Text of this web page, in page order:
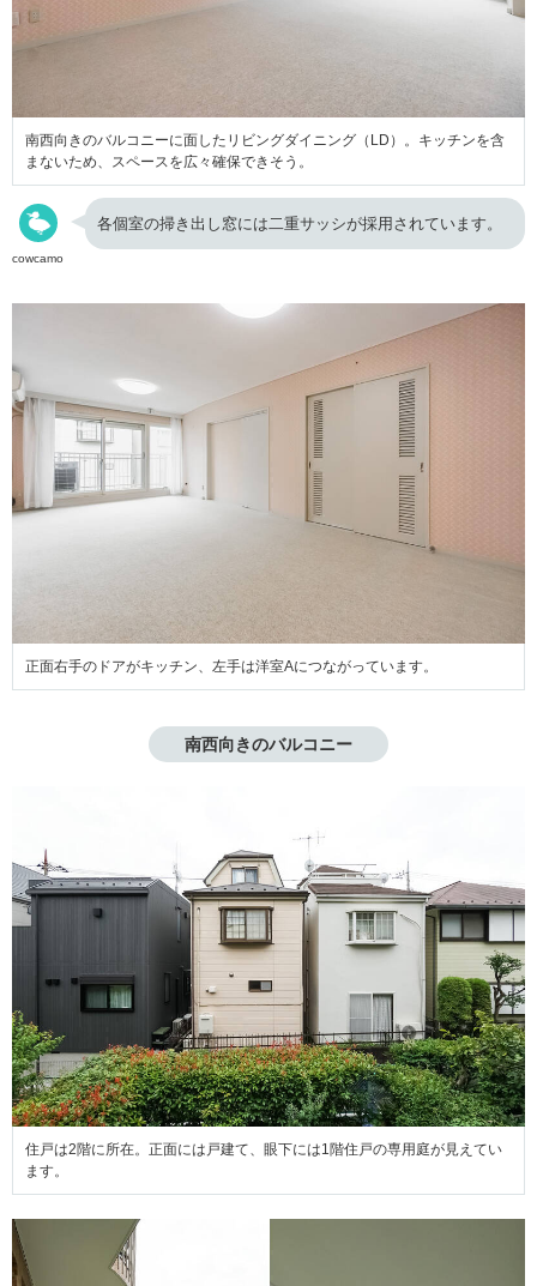
南西向きのバルコニーに面したリビングダイニング（LD）。キッチンを含
まないため、スペースを広々確保できそう。
cowcamo
各個室の掃き出し窓には二重サッシが採用されています。
正面右手のドアがキッチン、左手は洋室Aにつながっています。
南西向きのバルコニー
住戸は2階に所在。正面には戸建て、眼下には1階住戸の専用庭が見えてい
ます。